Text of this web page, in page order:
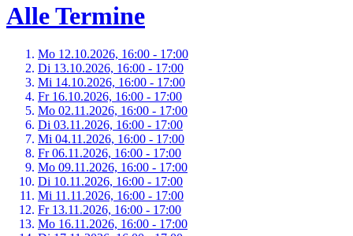
Alle Termine
Mo 12.10.2026, 16:00 - 17:00
Di 13.10.2026, 16:00 - 17:00
Mi 14.10.2026, 16:00 - 17:00
Fr 16.10.2026, 16:00 - 17:00
Mo 02.11.2026, 16:00 - 17:00
Di 03.11.2026, 16:00 - 17:00
Mi 04.11.2026, 16:00 - 17:00
Fr 06.11.2026, 16:00 - 17:00
Mo 09.11.2026, 16:00 - 17:00
Di 10.11.2026, 16:00 - 17:00
Mi 11.11.2026, 16:00 - 17:00
Fr 13.11.2026, 16:00 - 17:00
Mo 16.11.2026, 16:00 - 17:00